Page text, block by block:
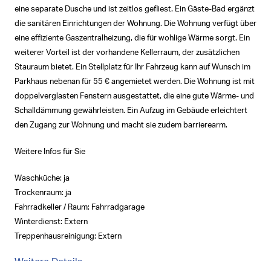
eine separate Dusche und ist zeitlos gefliest. Ein Gäste-Bad ergänzt
die sanitären Einrichtungen der Wohnung. Die Wohnung verfügt über
eine effiziente Gaszentralheizung, die für wohlige Wärme sorgt. Ein
weiterer Vorteil ist der vorhandene Kellerraum, der zusätzlichen
Stauraum bietet. Ein Stellplatz für Ihr Fahrzeug kann auf Wunsch im
Parkhaus nebenan für 55 € angemietet werden. Die Wohnung ist mit
doppelverglasten Fenstern ausgestattet, die eine gute Wärme- und
Schalldämmung gewährleisten. Ein Aufzug im Gebäude erleichtert
den Zugang zur Wohnung und macht sie zudem barrierearm.
Weitere Infos für Sie
Waschküche: ja
Trockenraum: ja
Fahrradkeller / Raum: Fahrradgarage
Winterdienst: Extern
Treppenhausreinigung: Extern